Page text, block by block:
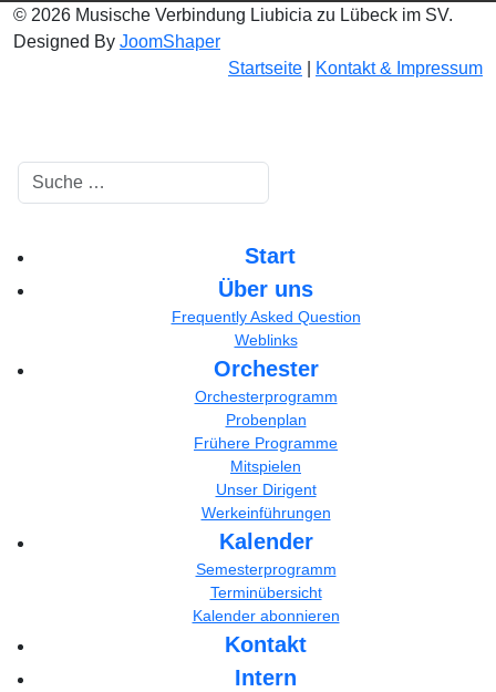
© 2026 Musische Verbindung Liubicia zu Lübeck im SV.
Designed By JoomShaper
Startseite
Kontakt & Impressum
Suchen
Start
Über uns
Frequently Asked Question
Weblinks
Orchester
Orchesterprogramm
Probenplan
Frühere Programme
Mitspielen
Unser Dirigent
Werkeinführungen
Kalender
Semesterprogramm
Terminübersicht
Kalender abonnieren
Kontakt
Intern